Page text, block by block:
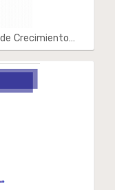
Crecimiento…